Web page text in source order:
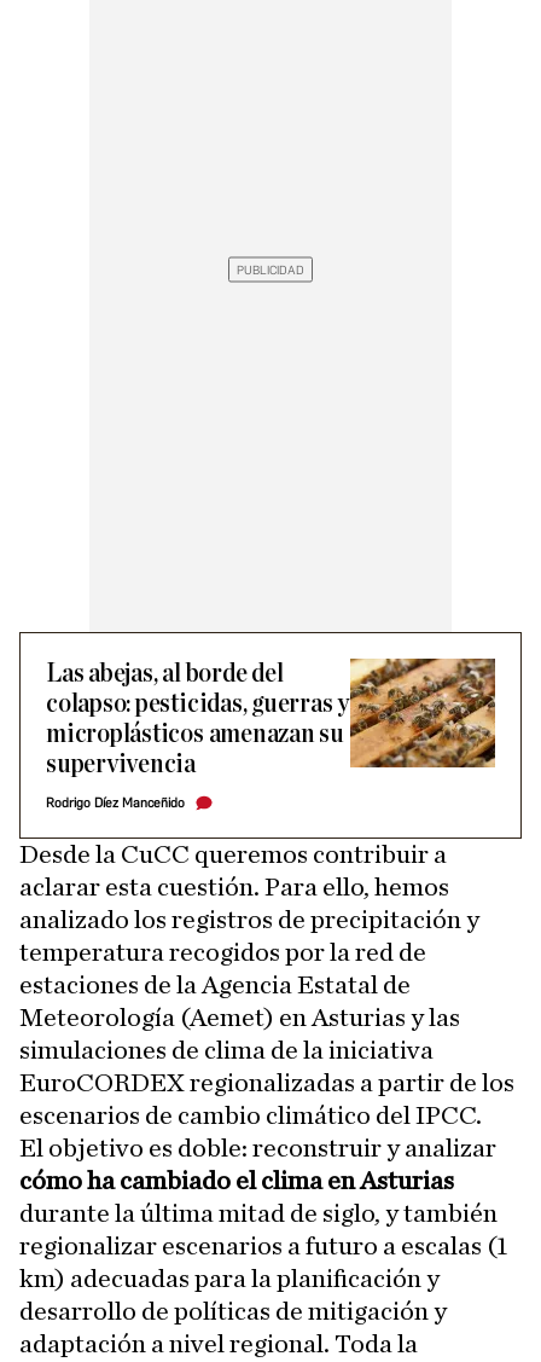
Las abejas, al borde del
colapso: pesticidas, guerras y
microplásticos amenazan su
supervivencia
Rodrigo Díez Manceñido
Desde la CuCC queremos contribuir a
aclarar esta cuestión. Para ello, hemos
analizado los registros de precipitación y
temperatura recogidos por la red de
estaciones de la Agencia Estatal de
Meteorología (Aemet) en Asturias y las
simulaciones de clima de la iniciativa
EuroCORDEX regionalizadas a partir de los
escenarios de cambio climático del IPCC.
El objetivo es doble: reconstruir y analizar
cómo ha cambiado el clima en Asturias
durante la última mitad de siglo, y también
regionalizar escenarios a futuro a escalas (1
km) adecuadas para la planificación y
desarrollo de políticas de mitigación y
adaptación a nivel regional. Toda la